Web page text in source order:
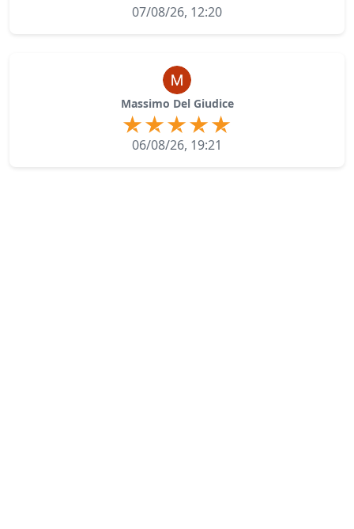
07/08/26, 12:20
Massimo Del Giudice
06/08/26, 19:21